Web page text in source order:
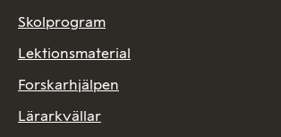
Skolprogram
Lektionsmaterial
Forskarhjälpen
Lärarkvällar